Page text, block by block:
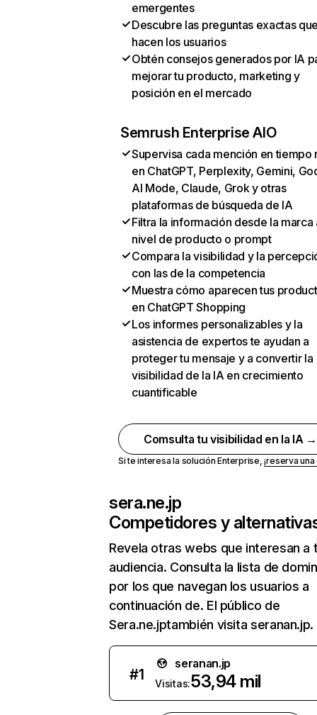
emergentes
Descubre las preguntas exactas
hacen los usuarios
Obtén consejos generados por IA
mejorar tu producto, marketing y
posición en el mercado
Semrush Enterprise AIO
Supervisa cada mención en tiempo
en ChatGPT, Perplexity, Gemini,
AI Mode, Claude, Grok y otras
plataformas de búsqueda de IA
Filtra la información desde la marca
nivel de producto o prompt
Compara la visibilidad y la
con las de la competencia
Muestra cómo aparecen tus
en ChatGPT Shopping
Los informes personalizables y la
asistencia de expertos te ayudan a
proteger tu mensaje y a convertir la
visibilidad de la IA en crecimiento
cuantificable
Comsulta tu visibilidad en la IA →
Si te interesa la solución Enterprise,¡reserva
sera.ne.jp
Competidores y
Revela otras webs que interesan a
audiencia. Consulta la lista de
por los que navegan los usuarios a
continuación de. El público de
Sera.ne.jptambién visita seranan.jp.
#1
seranan.jp
Visitas:53,94 mil